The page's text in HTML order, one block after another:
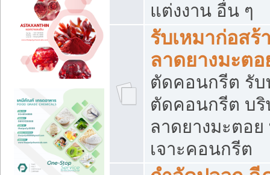
แต่งงาน อื่น ๆ
รับเหมาก่อส
ลาดยางมะต
ตัดคอนกรีต รับ
ตัดคอนกรีต บริ
ลาดยางมะตอ
เจาะคอนกรีต